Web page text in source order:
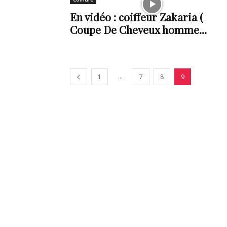
de
vie
En vidéo : coiffeur Zakaria (
Coupe De Cheveux homme...
1 ... 7 8 9